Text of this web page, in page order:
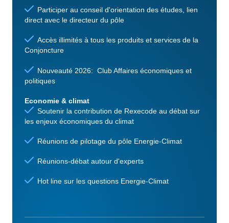
Participer au conseil d'orientation des études, lien
direct avec le directeur du pôle
Accès illimités à tous les produits et services de la
Conjoncture
Nouveauté 2026: Club Affaires économiques et
politiques
Economie & climat
Soutenir la contribution de Rexecode au débat sur
les enjeux économiques du climat
Réunions de pilotage du pôle Energie-Climat
Réunions-débat autour d'experts
Hot line sur les questions Energie-Climat